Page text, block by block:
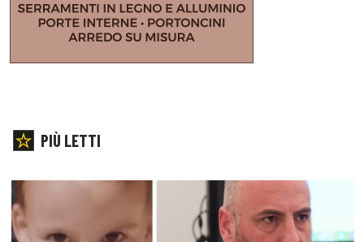
PIÙ LETTI